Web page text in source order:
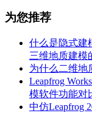
为您推荐
什么是隐式建
三维地质建模
为什么二维地
Leapfrog
模软件功能对
中仿Leapfrog